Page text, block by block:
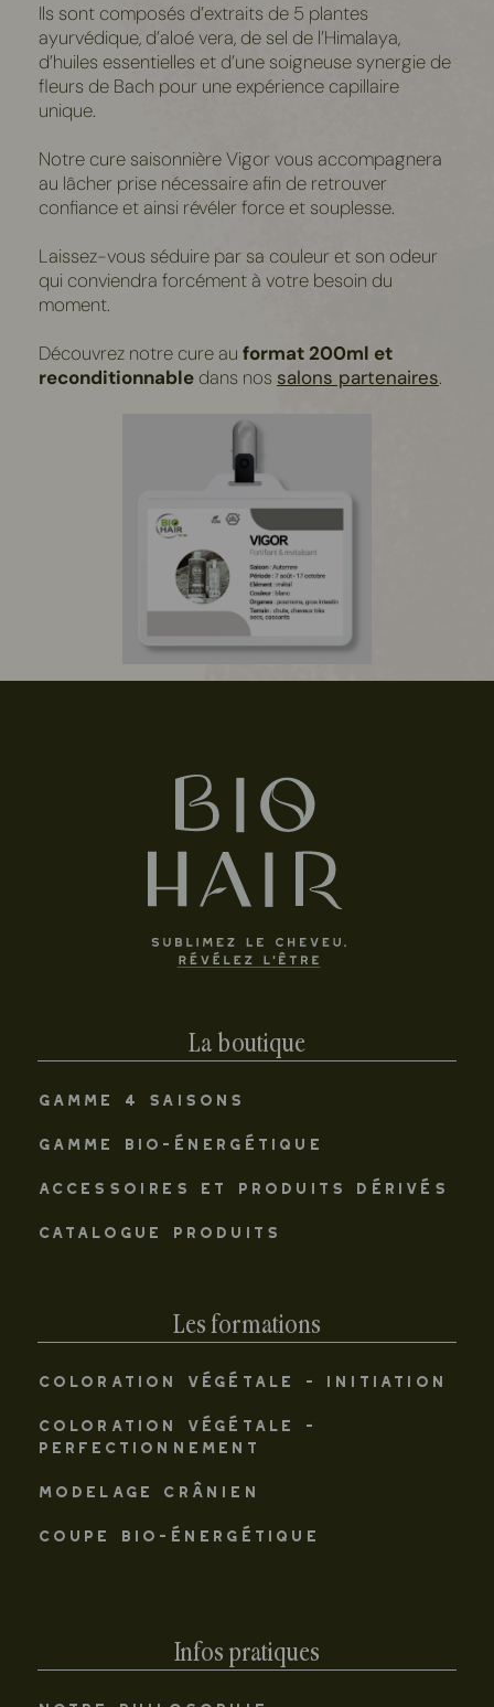
Ils sont composés d’extraits de 5 plantes
ayurvédique, d’aloé vera, de sel de l’Himalaya,
d’huiles essentielles et d’une soigneuse synergie de
fleurs de Bach pour une expérience capillaire
unique.
Notre cure saisonnière Vigor vous accompagnera
au lâcher prise nécessaire afin de retrouver
confiance et ainsi révéler force et souplesse.
Laissez-vous séduire par sa couleur et son odeur
qui conviendra forcément à votre besoin du
moment.
Découvrez notre cure au format 200ml et
reconditionnable dans nos salons partenaires.
La boutique
GAMME 4 SAISONS
GAMME BIO-ÉNERGÉTIQUE
ACCESSOIRES ET PRODUITS DÉRIVÉS
CATALOGUE PRODUITS
Les formations
COLORATION VÉGÉTALE - INITIATION
COLORATION VÉGÉTALE -
PERFECTIONNEMENT
MODELAGE CRÂNIEN
COUPE BIO-ÉNERGÉTIQUE
Infos pratiques